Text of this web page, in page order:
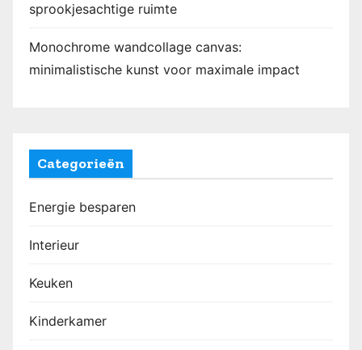
sprookjesachtige ruimte
Monochrome wandcollage canvas:
minimalistische kunst voor maximale impact
Categorieën
Energie besparen
Interieur
Keuken
Kinderkamer